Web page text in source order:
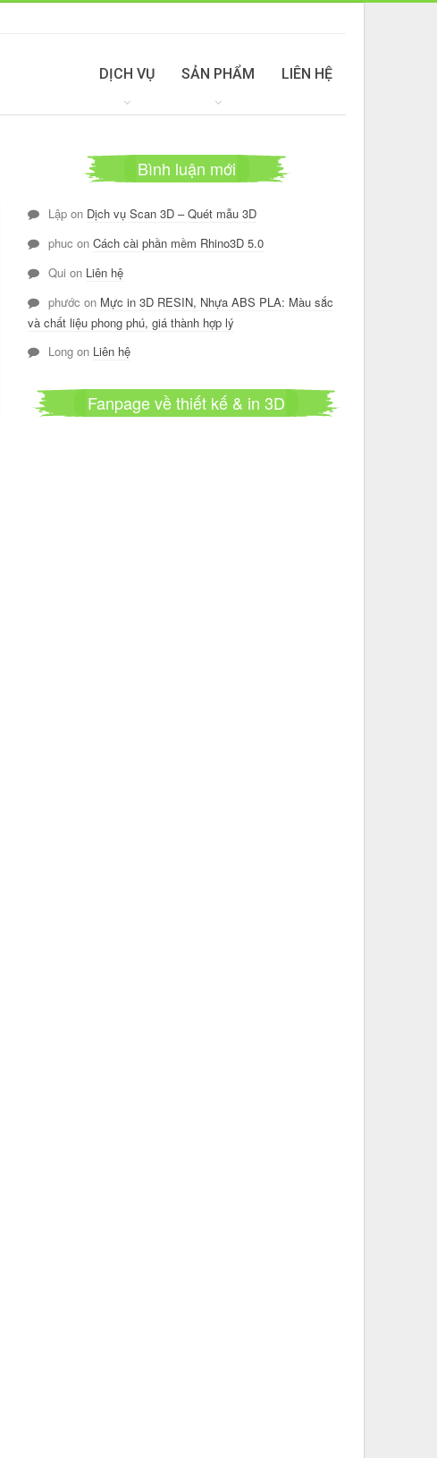
DỊCH VỤ SẢN PHẨM LIÊN HỆ
Bình luận mới
Lậpon Dịch vụ Scan 3D – Quét mẫu 3D
phuc on Cách cài phần mềm Rhino3D 5.0
Qui on Liên hệ
phước on Mực in 3D RESIN, Nhựa ABS PLA: Màu sắc
và chất liệu phong phú, giá thành hợp lý
Longon Liên hệ
Fanpage về thiết kế & in 3D